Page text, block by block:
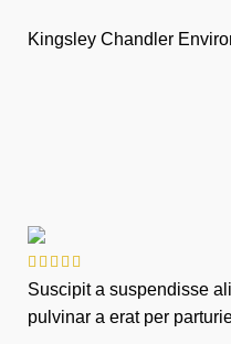
Kingsley Chandler
Suscipit a suspendisse
pulvinar a erat per